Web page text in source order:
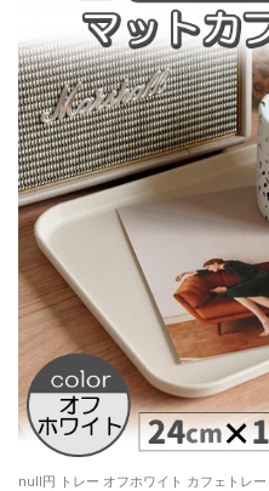
null円 トレー オフホワイト カフェトレ